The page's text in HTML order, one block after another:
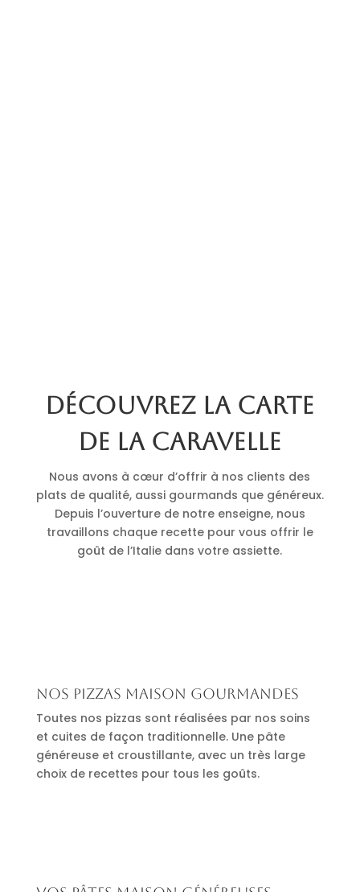
Découvrez la carte
de La Caravelle
Nous avons à cœur d’offrir à nos clients des
plats de qualité, aussi gourmands que généreux.
Depuis l’ouverture de notre enseigne, nous
travaillons chaque recette pour vous offrir le
goût de l’Italie dans votre assiette.
Nos pizzas maison gourmandes
Toutes nos pizzas sont réalisées par nos soins
et cuites de façon traditionnelle. Une pâte
généreuse et croustillante, avec un très large
choix de recettes pour tous les goûts.